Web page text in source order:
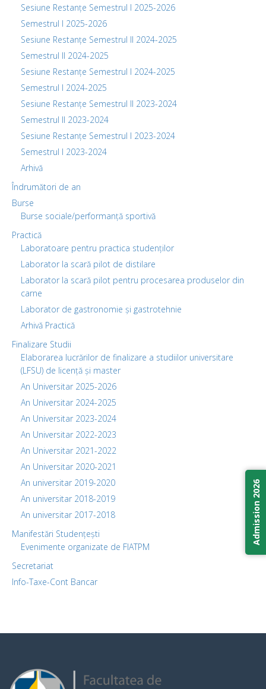
Sesiune Restanțe Semestrul I 2025-2026
Semestrul I 2025-2026
Sesiune Restanțe Semestrul II 2024-2025
Semestrul II 2024-2025
Sesiune Restanțe Semestrul I 2024-2025
Semestrul I 2024-2025
Sesiune Restanțe Semestrul II 2023-2024
Semestrul II 2023-2024
Sesiune Restanțe Semestrul I 2023-2024
Semestrul I 2023-2024
Arhivă
Îndrumători de an
Burse
Burse sociale/performanță sportivă
Practică
Laboratoare pentru practica studenților
Laborator la scară pilot de distilare
Laborator la scară pilot pentru procesarea produselor din
carne
Laborator de gastronomie și gastrotehnie
Arhivă Practică
Finalizare Studii
Elaborarea lucrărilor de finalizare a studiilor universitare
(LFSU) de licență și master
An Universitar 2025-2026
An Universitar 2024-2025
An Universitar 2023-2024
An Universitar 2022-2023
An Universitar 2021-2022
An Universitar 2020-2021
An universitar 2019-2020
An universitar 2018-2019
An universitar 2017-2018
Manifestări Studențești
Evenimente organizate de FIATPM
Secretariat
Info-Taxe-Cont Bancar
Admission 2026